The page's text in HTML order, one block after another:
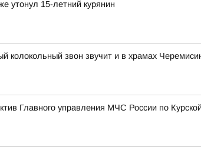
утонул 15-летний курянин
колокольный звон звучит и в храмах
Главного управления МЧС России по